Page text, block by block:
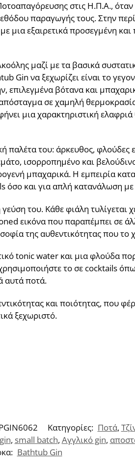
στις Η.Π.Α.,
παραγωγής τους. Στην
μια εξαιρετικά προσεγμένη
μαζί με τα βασικά
Gin να ξεχωρίζει είναι το
επιλεγμένα βότανα και
σε χαμηλή
μια χαρακτηριστική
του: άρκευθος, φλούδες
ισορροπημένο και
μπαχαρικά. Η εμπειρία
όσο και για απλή κατανάλωση
του. Κάθε φιάλη τυλίγεται
εικόνα που παραπέμπει σε
της αυθεντικότητας που το
tonic water και μια φλούδα
το σε cocktails
αυτά ποτά.
και ποιότητας, που
ξεχωριστό.
Κατηγορίες: Ποτά,
, small batch, Αγγλικό gin,
Bathtub Gin